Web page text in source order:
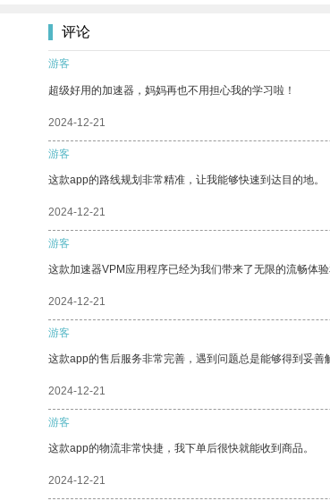
评论
游客
超级好用的加速器，妈妈再也不用担心我的学习啦！
2024-12-21
游客
这款app的路线规划非常精准，让我能够快速到达目的地。
2024-12-21
游客
这款加速器VPM应用程序已经为我们带来了无限的流畅体验
2024-12-21
游客
这款app的售后服务非常完善，遇到问题总是能够得到妥善
2024-12-21
游客
这款app的物流非常快捷，我下单后很快就能收到商品。
2024-12-21